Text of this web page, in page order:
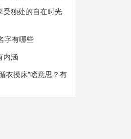
受独处的自在时光
字有哪些
内涵
衣摸床”啥意思？有